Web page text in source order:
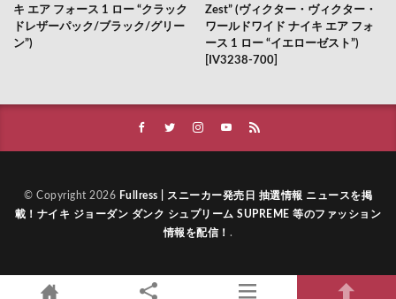
キ エア フォース 1 ロー “クラック
ドレザーパック/ブラック/グリー
ン”)
Zest” (ヴィクター・ヴィクター・
ワールドワイド ナイキ エア フォ
ース 1 ロー “イエローゼスト”)
[IV3238-700]
© Copyright 2026 Fullress | スニーカー発売日 抽選情報 ニュースを掲
載！ナイキ ジョーダン ダンク シュプリーム SUPREME 等のファッション
情報を配信！ .